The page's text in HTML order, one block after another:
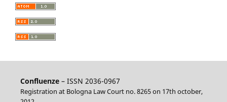
Confluenze– ISSN 2036-0967
Registration at Bologna Law Court no. 8265 on 17th october,